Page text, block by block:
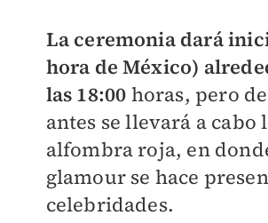
La ceremonia dará
hora de México)
las 18:00 horas, pero
antes se llevará a cabo
alfombra roja, en
glamour se hace
celebridades.